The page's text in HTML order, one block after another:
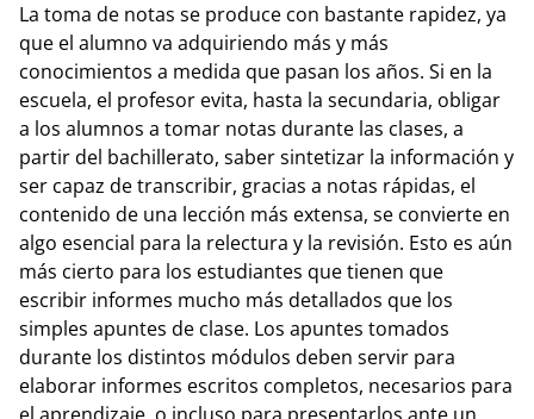
La toma de notas se produce con bastante rapidez, ya
que el alumno va adquiriendo más y más
conocimientos a medida que pasan los años. Si en la
escuela, el profesor evita, hasta la secundaria, obligar
a los alumnos a tomar notas durante las clases, a
partir del bachillerato, saber sintetizar la información y
ser capaz de transcribir, gracias a notas rápidas, el
contenido de una lección más extensa, se convierte en
algo esencial para la relectura y la revisión. Esto es aún
más cierto para los estudiantes que tienen que
escribir informes mucho más detallados que los
simples apuntes de clase. Los apuntes tomados
durante los distintos módulos deben servir para
elaborar informes escritos completos, necesarios para